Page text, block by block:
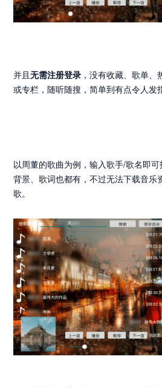
并且无需注册登录 ，没有收藏、歌单
或专栏，随听随搜，简单到有点令人发
以周董的歌曲为例，输入歌手/歌名即
背景、歌词也都有，不过无法下载音乐
歌。